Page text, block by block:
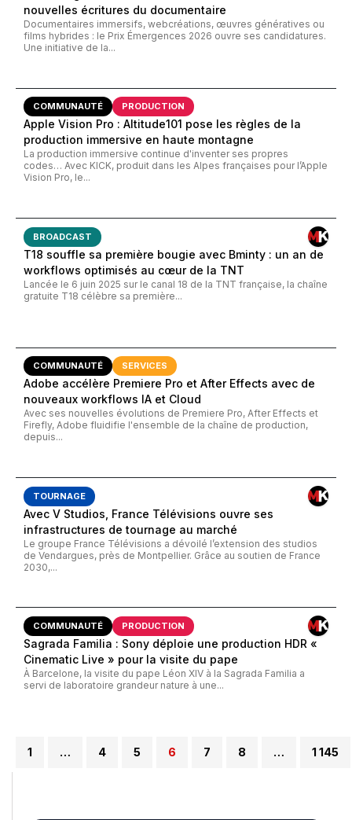
nouvelles écritures du documentaire
Documentaires immersifs, webcréations, œuvres génératives ou
films hybrides : le Prix Émergences 2026 ouvre ses candidatures.
Une initiative de la...
COMMUNAUTÉ PRODUCTION
Apple Vision Pro : Altitude101 pose les règles de la
production immersive en haute montagne
La production immersive continue d'inventer ses propres
codes… Avec KICK, produit dans les Alpes françaises pour l’Apple
Vision Pro, le...
BROADCAST
T18 souffle sa première bougie avec Bminty : un an de
workflows optimisés au cœur de la TNT
Lancée le 6 juin 2025 sur le canal 18 de la TNT française, la chaîne
gratuite T18 célèbre sa première...
COMMUNAUTÉ SERVICES
Adobe accélère Premiere Pro et After Effects avec de
nouveaux workflows IA et Cloud
Avec ses nouvelles évolutions de Premiere Pro, After Effects et
Firefly, Adobe fluidifie l'ensemble de la chaîne de production,
depuis...
TOURNAGE
Avec V Studios, France Télévisions ouvre ses
infrastructures de tournage au marché
Le groupe France Télévisions a dévoilé l’extension des studios
de Vendargues, près de Montpellier. Grâce au soutien de France
2030,...
COMMUNAUTÉ PRODUCTION
Sagrada Familia : Sony déploie une production HDR «
Cinematic Live » pour la visite du pape
À Barcelone, la visite du pape Léon XIV à la Sagrada Familia a
servi de laboratoire grandeur nature à une...
1 … 4 5 6 7 8 … 1 145